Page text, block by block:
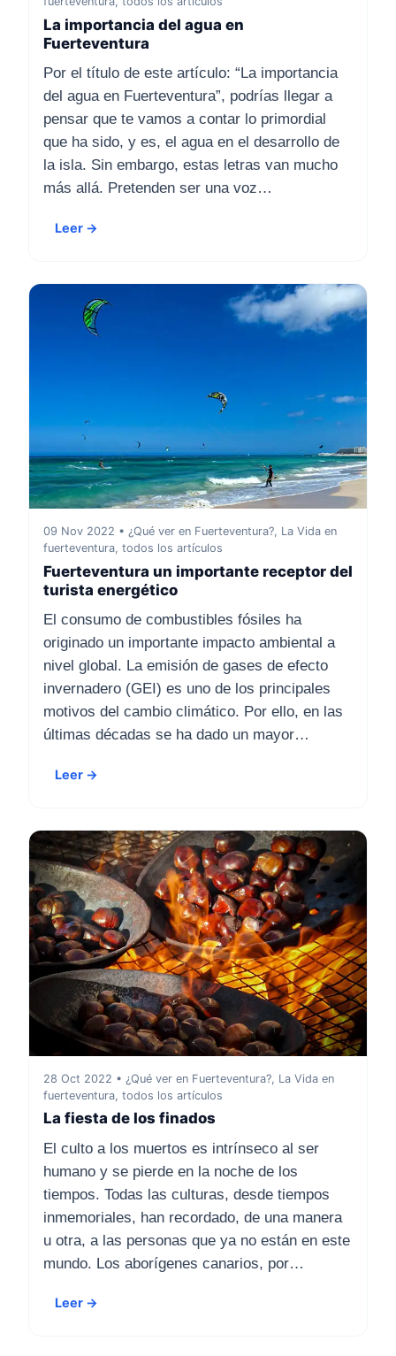
La importancia del agua en
Fuerteventura
Por el título de este artículo: “La importancia
del agua en Fuerteventura”, podrías llegar a
pensar que te vamos a contar lo primordial
que ha sido, y es, el agua en el desarrollo de
la isla. Sin embargo, estas letras van mucho
más allá. Pretenden ser una voz…
Leer →
09 Nov 2022 • ¿Qué ver en Fuerteventura?, La Vida en
fuerteventura, todos los artículos
Fuerteventura un importante receptor del
turista energético
El consumo de combustibles fósiles ha
originado un importante impacto ambiental a
nivel global. La emisión de gases de efecto
invernadero (GEI) es uno de los principales
motivos del cambio climático. Por ello, en las
últimas décadas se ha dado un mayor…
Leer →
28 Oct 2022 • ¿Qué ver en Fuerteventura?, La Vida en
fuerteventura, todos los artículos
La fiesta de los finados
El culto a los muertos es intrínseco al ser
humano y se pierde en la noche de los
tiempos. Todas las culturas, desde tiempos
inmemoriales, han recordado, de una manera
u otra, a las personas que ya no están en este
mundo. Los aborígenes canarios, por…
Leer →